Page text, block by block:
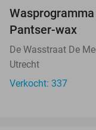
Pantser-wax
De Wasstraat De
Utrecht
Verkocht: 337